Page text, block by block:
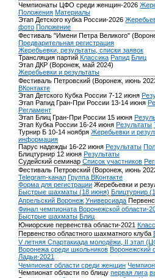
Чемпионаты ЦФО среди женщин-2026
Положения Материалы
Этап Детского кубка России-2026
фото Положение
Фестиваль "Имени Петра Великого"
Предварительная регистрация
Жеребьевки, результаты, списки заявок
Трансляция партий Классика Рапид Блиц
Этап ДКР (Воронеж, май 2024)
Жеребьевки и результаты
Фестиваль Петровский (Воронеж, июнь
ВКонтакте
Этап Детского Кубка России 7-12 июня
Этап Рапид Гран-При России 13-14 июня
Регламент
Этап Блиц Гран-При России 15 июня
Этап Кубка России 16-24 июня Результаты
Турнир Б 10-14 ноября Жеребьевки и
информация
Парус надежды 16-22 июня Результаты
Блицтурнир 12 июня Результаты
Судейский семинар Список участников
Фестиваль Петровский (Воронеж, июнь
Telegram-канал Группа ВКонтакте
Форма для регистрации Жеребьевки и
Быстрые шахматы (18 июня) Блицтурнир
Апрельский Воронеж Универсиада
Финал чемпионата Воронежской области-
Быстрые шахматы Блиц
Юниорские первенства области-2021
Первенство областного шахматного клуба
V летняя Спартакиада молодёжи, II этап
Воронежа среди школьников Воронежский
Ладьи-2021
Чемпионат области среди женщин
Чемпионат области по блицу первая лига